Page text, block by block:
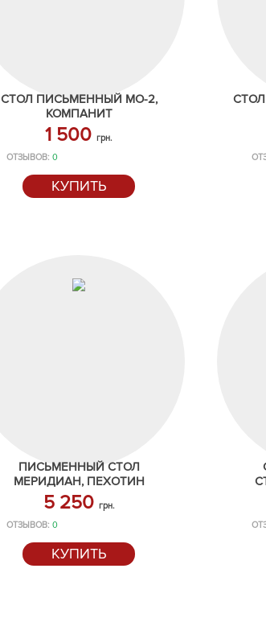
СТОЛ ПИСЬМЕННЫЙ МО-2,
КОМПАНИТ
1 500 грн.
ОТЗЫВОВ: 0
КУПИТЬ
ПИСЬМЕННЫЙ СТОЛ
МЕРИДИАН, ПЕХОТИН
5 250 грн.
ОТЗЫВОВ: 0
КУПИТЬ